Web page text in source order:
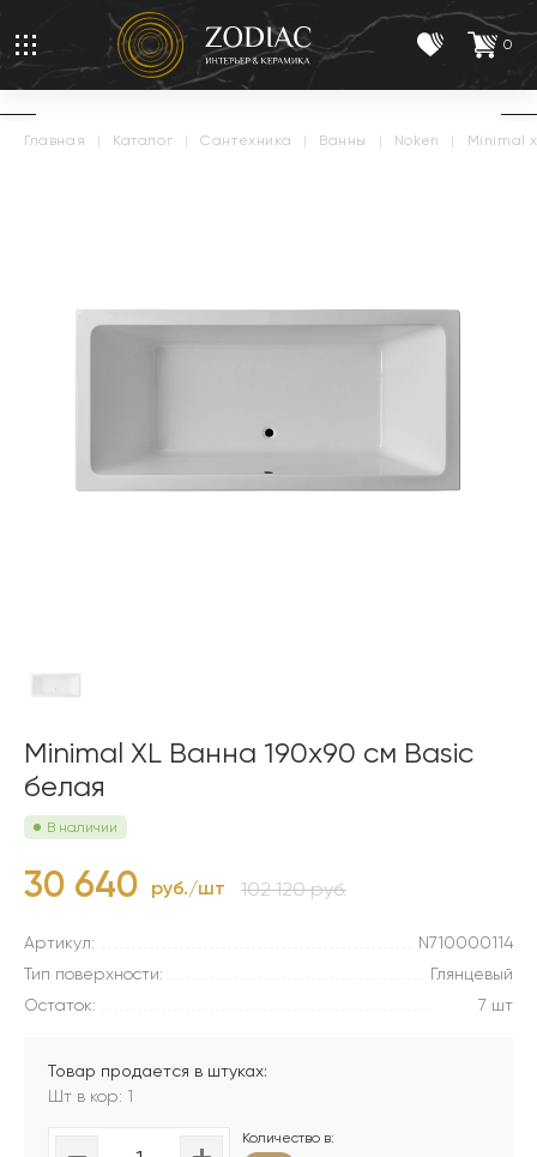
0
главная | каталог | сантехника | ванны | noken | minimal
Minimal XL Ванна 190х90 см Basic
белая
В наличии
30 640 руб./шт 102 120 руб.
Артикул:
N710000114
Тип поверхности:
Глянцевый
Остаток:
7 шт
Товар продается в штуках:
Шт в кор: 1
Количество в: